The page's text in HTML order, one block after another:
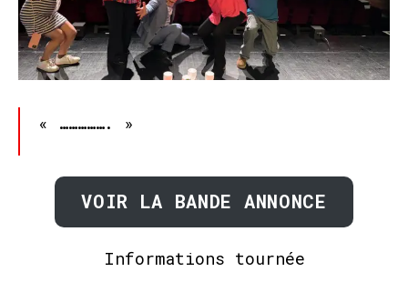
« ……………. »
VOIR LA BANDE ANNONCE
Informations tournée